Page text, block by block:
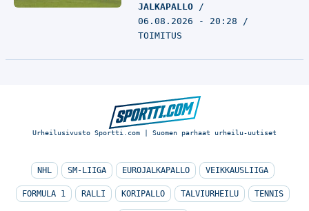
JALKAPALLO
06.08.2026 - 20:28
TOIMITUS
Urheilusivusto Sportti.com | Suomen parhaat urheilu-uutiset
NHL SM-LIIGA EUROJALKAPALLO VEIKKAUSLIIGA
FORMULA 1 RALLI KORIPALLO TALVIURHEILU TENNIS